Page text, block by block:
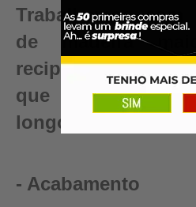
Trabalhamos com
de madeira
recipientes para
que renovam
longo período de
- Acabamento